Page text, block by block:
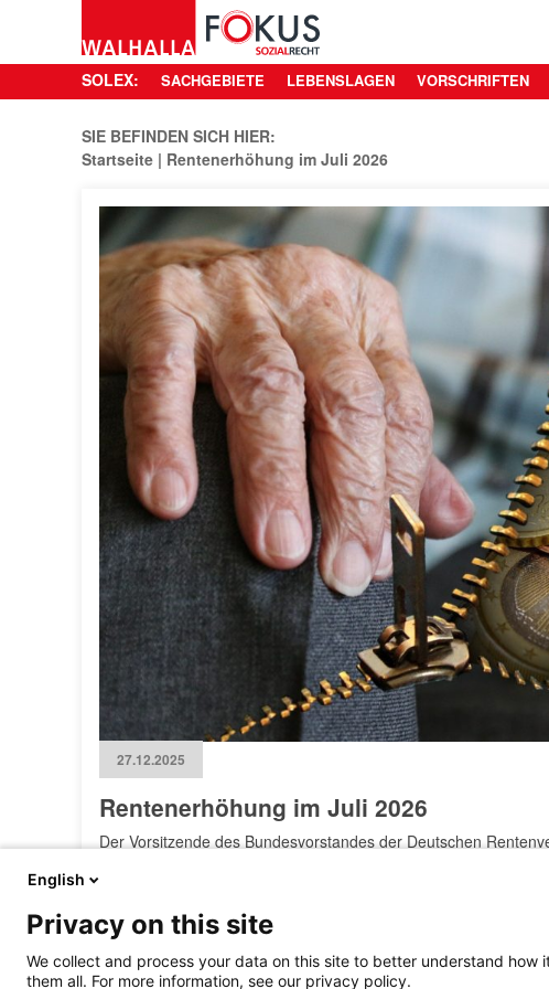
SOLEX:
SACHGEBIETE LEBENSLAGEN VORSCHRIFTEN
SIE BEFINDEN SICH HIER:
Startseite
Rentenerhöhung im Juli 2026
27.12.2025
Rentenerhöhung im Juli 2026
Der Vorsitzende des Bundesvorstandes der Deutschen
dabei auch auf den
Rentenversicherungsbericht 2025
Sollte die Inflationsrate wie erwartet im Jahr 2026 bei 2,1
kommenden Jahr spürbar steigen, so Gunkel.
English
Privacy on this site
We collect and process your data on this site to better understand
them all. For more information, see our privacy policy.